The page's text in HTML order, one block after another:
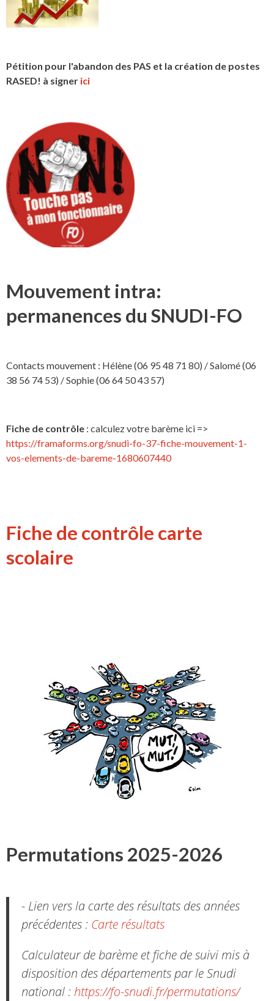
Pétition pour l'abandon des PAS et la création de postes
RASED! à signer ici
Mouvement intra:
permanences du SNUDI-FO
Contacts mouvement : Hélène (06 95 48 71 80) / Salomé (06
38 56 74 53) / Sophie (06 64 50 43 57)
Fiche de contrôle : calculez votre barème ici =>
https://framaforms.org/snudi-fo-37-fiche-mouvement-1-
vos-elements-de-bareme-1680607440
Fiche de contrôle carte
scolaire
Permutations 2025-2026
- Lien vers la carte des résultats des années
précédentes : Carte résultats
Calculateur de barème et fiche de suivi mis à
disposition des départements par le Snudi
national : https://fo-snudi.fr/permutations/